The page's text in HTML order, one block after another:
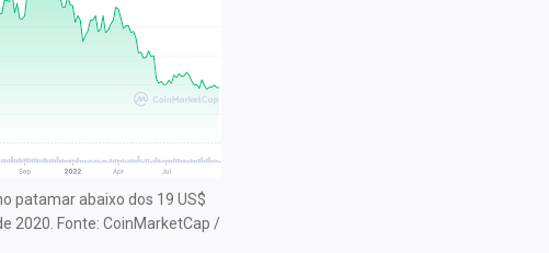
patamar abaixo dos 19 US$
2020. Fonte: CoinMarketCap /